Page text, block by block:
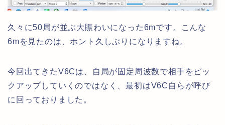
久々に50局が並ぶ大賑わいになった6mです。こんな
6mを見たのは、ホント久しぶりになりますね。
今回出てきたV6Cは、自局が固定周波数で相手をピッ
クアップしていくのではなく、最初はV6C自らが呼び
に回っておりました。